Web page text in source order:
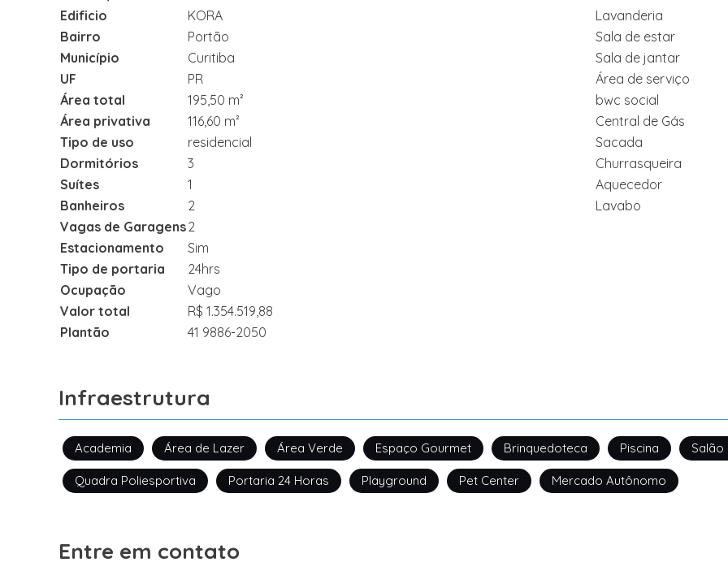
Edificio
KORA
Bairro
Portão
Município
Curitiba
UF
PR
Área total
195,50 m²
Área privativa
116,60 m²
Tipo de uso
residencial
Dormitórios
3
Suítes
1
Banheiros
2
Vagas de Garagens2
Estacionamento
Sim
Tipo de portaria
24hrs
Ocupação
Vago
Valor total
R$ 1.354.519,88
Plantão
41 9886-2050
Lavanderia
Sala de estar
Sala de jantar
Área de serviço
bwc social
Central de Gás
Sacada
Churrasqueira
Aquecedor
Lavabo
Infraestrutura
Academia Área de Lazer Área Verde Espaço Gourmet Brinquedoteca Piscina
Quadra Poliesportiva Portaria 24 Horas Playground Pet Center Mercado Autônomo
Entre em contato